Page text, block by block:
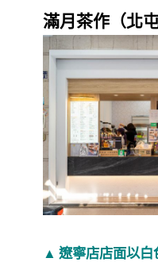
滿月茶作（北
▲ 遼寧店店面以白